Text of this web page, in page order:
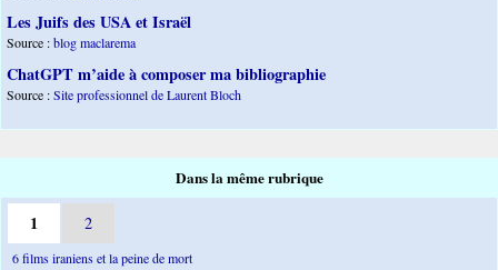
Les Juifs des USA et Israël
Source :blog maclarema
ChatGPT m’aide à composer ma bibliographie
Source :Site professionnel de Laurent Bloch
Dans la même rubrique
1 2
6 films iraniens et la peine de mort